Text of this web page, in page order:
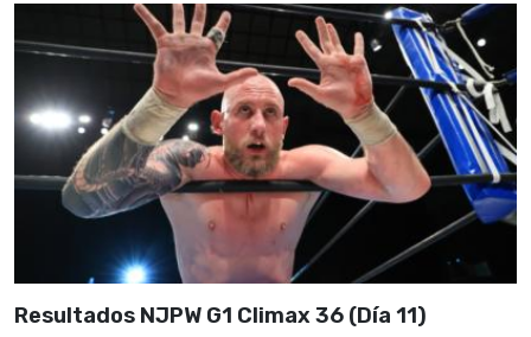
Resultados NJPW G1 Climax 36 (Día 11)